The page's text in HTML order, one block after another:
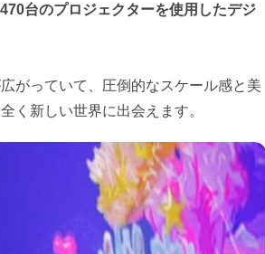
台のプロジェクターを使用したデジ
がっていて、圧倒的なスケール感と美
く新しい世界に出会えます。